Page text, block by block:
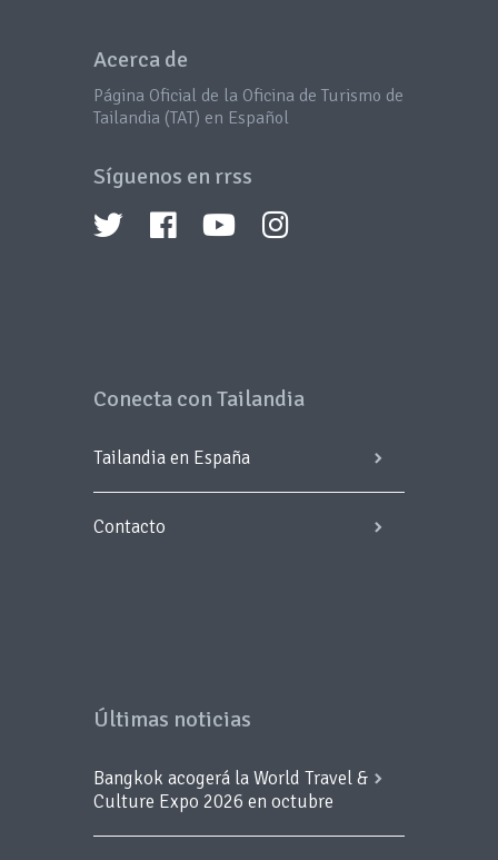
Acerca de
Página Oficial de la Oficina de Turismo de
Tailandia (TAT) en Español
Síguenos en rrss
Conecta con Tailandia
Tailandia en España
Contacto
Últimas noticias
Bangkok acogerá la World Travel &
Culture Expo 2026 en octubre